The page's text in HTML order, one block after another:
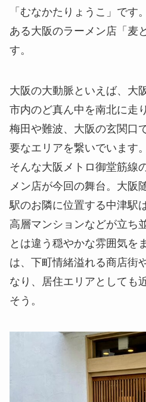
「むなかたりょうこ」です
ある大阪のラーメン店「麦
す。
大阪の大動脈といえば、大
市内のど真ん中を南北に走
梅田や難波、大阪の玄関口
要なエリアを繋いでいます。
そんな大阪メトロ御堂筋線
メン店が今回の舞台。大阪
駅のお隣に位置する中津駅
高層マンションなどが立ち
とは違う穏やかな雰囲気を
は、下町情緒溢れる商店街
なり、居住エリアとしても
そう。